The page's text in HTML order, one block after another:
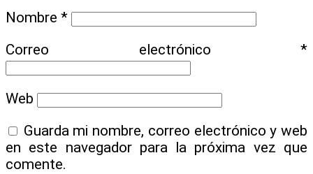
Nombre *
Correo electrónico *
Web
Guarda mi nombre, correo electrónico y web
en este navegador para la próxima vez que
comente.